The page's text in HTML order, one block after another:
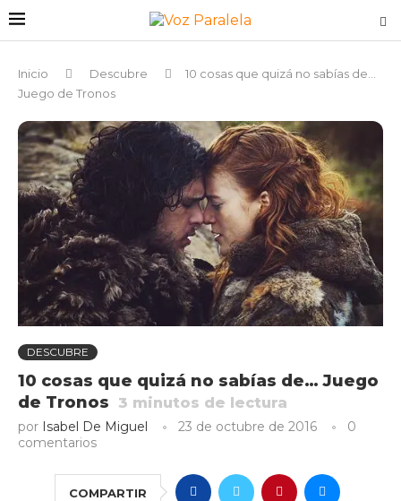
Inicio Descubre
10 cosas que quizá no sabías de…
Juego de Tronos
DESCUBRE
10 cosas que quizá no sabías de… Juego
de Tronos
3 minutos de lectura
por Isabel De Miguel 23 de octubre de 2016
0
comentarios
COMPARTIR